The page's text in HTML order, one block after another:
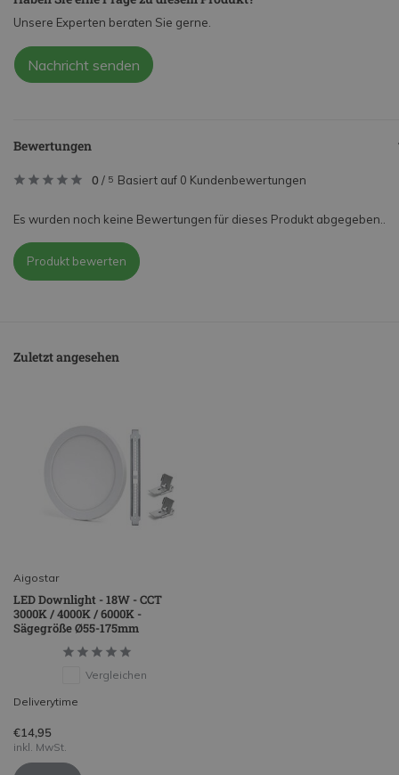
Unsere Experten beraten Sie gerne.
Nachricht senden
Bewertungen
0 / 5 Basiert auf 0 Kundenbewertungen
Es wurden noch keine Bewertungen für dieses Produkt abgegeben..
Produkt bewerten
Zuletzt angesehen
Aigostar
LED Downlight - 18W - CCT
3000K / 4000K / 6000K -
Sägegröße Ø55-175mm
Vergleichen
Deliverytime
€14,95
inkl. MwSt.